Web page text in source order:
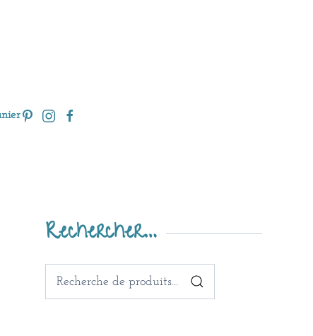
Rechercher…
Recherche